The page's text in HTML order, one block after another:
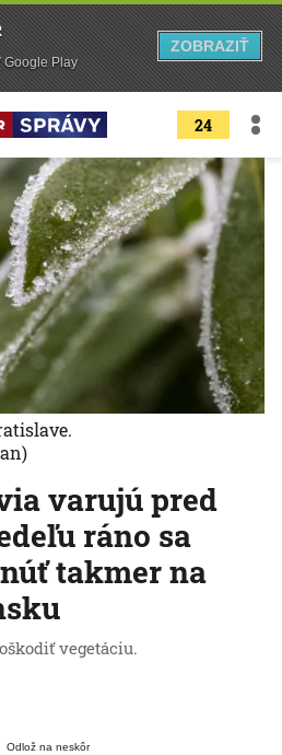
24
varujú pred
ráno sa
takmer na
vegetáciu.
Odlož na neskôr
Google Play
ZOBRAZIŤ